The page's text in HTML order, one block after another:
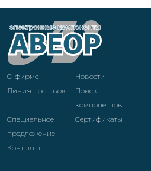
О фирме
Новости
Линия поставок
Поиск
компонентов
Специальное
предложение
Cертификаты
Контакты